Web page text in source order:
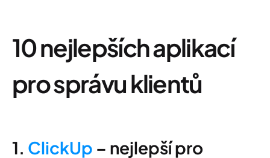
10 nejlepších aplikací
pro správu klientů
1. ClickUp – nejlepší pro